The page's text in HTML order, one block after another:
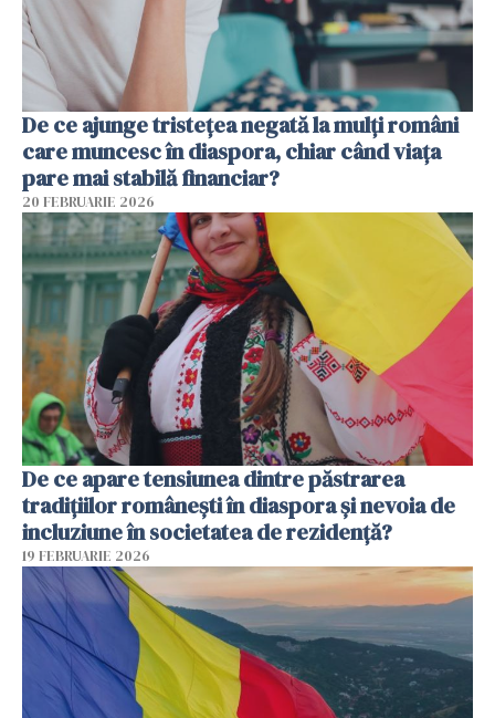
De ce ajunge tristețea negată la mulți români
care muncesc în diaspora, chiar când viața
pare mai stabilă financiar?
20 FEBRUARIE 2026
De ce apare tensiunea dintre păstrarea
tradițiilor românești în diaspora și nevoia de
incluziune în societatea de rezidență?
19 FEBRUARIE 2026